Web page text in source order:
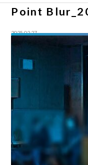
Point
2025.02.27